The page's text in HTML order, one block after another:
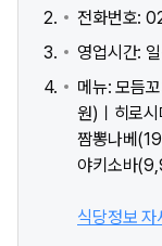
전화번호:
영업시간:
메뉴: 모듬
원)ㅣ히로
짬뽕나베
야키소바
식당정보 자